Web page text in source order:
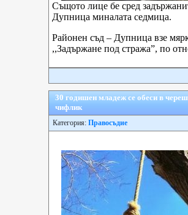
Същото лице бе сред
Дупница миналата седмица.
Районен съд – Дупница взе
,,Задържане под стража”, по
30 годишен младеж се обеси в
чифлик
Категория: Правосъдие